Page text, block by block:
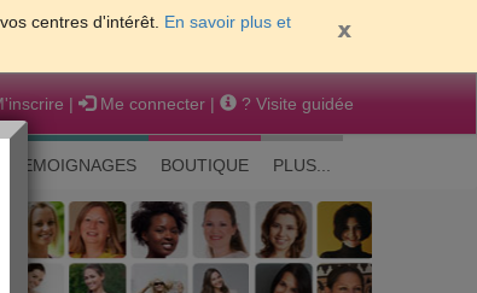
centres d'intérêt. En savoir plus et
| Me connecter | ? Visite guidée
TEMOIGNAGES BOUTIQUE PLUS...